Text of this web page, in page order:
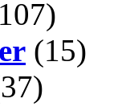
(15)